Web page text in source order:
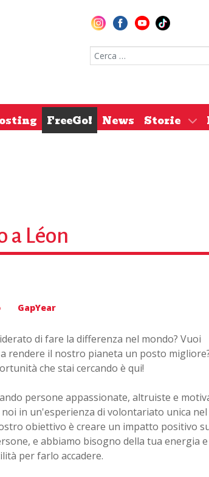
Cerca nel sito
FreeGo! News Storie
Léon
GapYear
di fare la differenza nel mondo? Vuoi
rendere il nostro pianeta un posto
che stai cercando è qui!
persone appassionate, altruiste e
in un'esperienza di volontariato unica nel
obiettivo è creare un impatto positivo
e abbiamo bisogno della tua energia e
per farlo accadere.